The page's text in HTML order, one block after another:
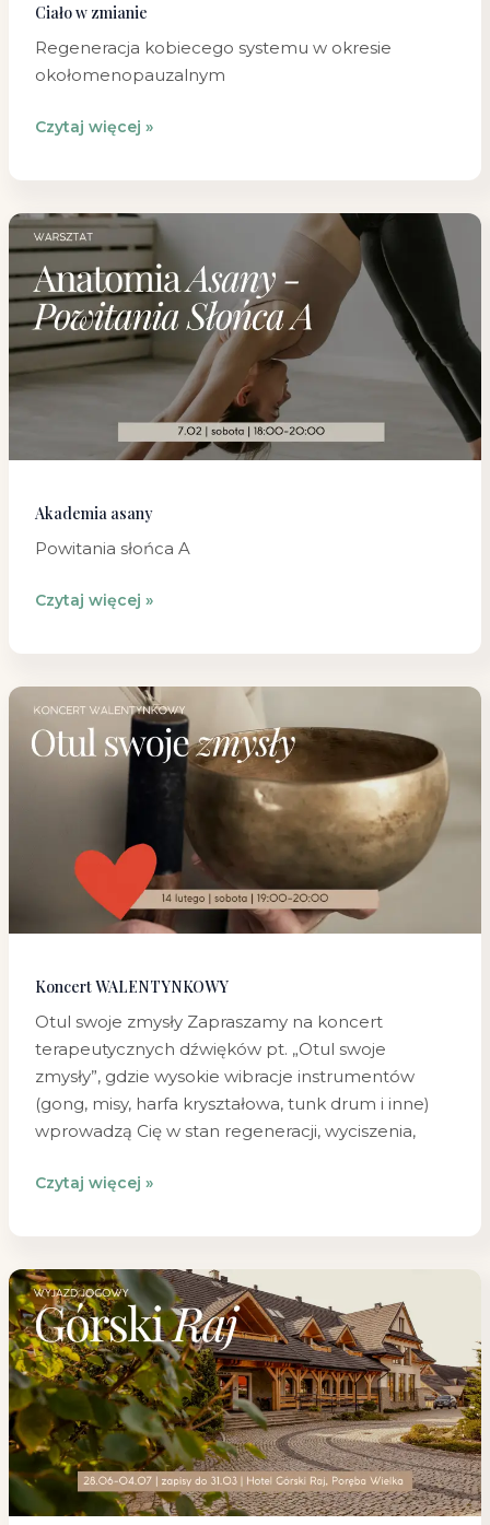
Ciało w zmianie
Regeneracja kobiecego systemu w okresie
okołomenopauzalnym
Czytaj więcej »
Akademia asany
Powitania słońca A
Akademia
asany
Czytaj więcej »
Koncert WALENTYNKOWY
Otul swoje zmysły Zapraszamy na koncert
terapeutycznych dźwięków pt. „Otul swoje
zmysły”, gdzie wysokie wibracje instrumentów
(gong, misy, harfa kryształowa, tunk drum i inne)
wprowadzą Cię w stan regeneracji, wyciszenia,
WALENTYNKOWY
Czytaj więcej »
Wyjazd
jogowy
do
Górskiego
Raju